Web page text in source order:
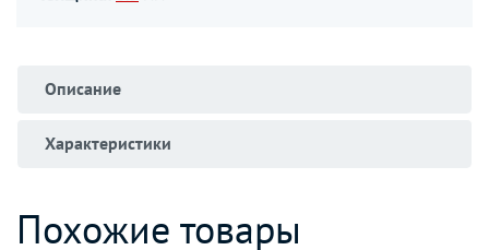
Описание
Характеристики
Похожие товары